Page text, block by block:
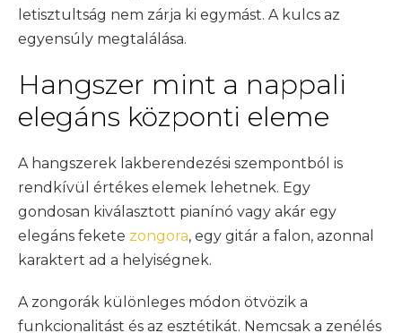
letisztultság nem zárja ki egymást. A kulcs az
egyensúly megtalálása.
Hangszer mint a nappali
elegáns központi eleme
A hangszerek lakberendezési szempontból is
rendkívül értékes elemek lehetnek. Egy
gondosan kiválasztott pianínó vagy akár egy
elegáns fekete zongora, egy gitár a falon, azonnal
karaktert ad a helyiségnek.
A zongorák különleges módon ötvözik a
funkcionalitást és az esztétikát. Nemcsak a zenélés